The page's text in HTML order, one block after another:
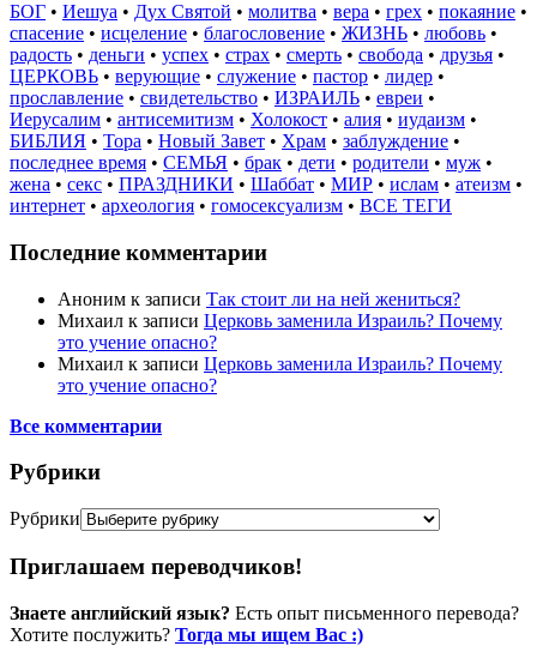
БОГ • Иешуа • Дух Святой • молитва • вера • грех • покаяние •
спасение • исцеление • благословение • ЖИЗНЬ • любовь •
радость • деньги • успех • страх • смерть • свобода • друзья •
ЦЕРКОВЬ • верующие • служение • пастор • лидер •
прославление • свидетельство • ИЗРАИЛЬ • евреи •
Иерусалим • антисемитизм • Холокост • алия • иудаизм •
БИБЛИЯ • Тора • Новый Завет • Храм • заблуждение •
последнее время • СЕМЬЯ • брак • дети • родители • муж •
жена • секс • ПРАЗДНИКИ • Шаббат • МИР • ислам • атеизм •
интернет • археология • гомосексуализм • ВСЕ ТЕГИ
Последние комментарии
Аноним к записи Так стоит ли на ней жениться?
Михаил к записи Церковь заменила Израиль? Почему
это учение опасно?
Михаил к записи Церковь заменила Израиль? Почему
это учение опасно?
Все комментарии
Рубрики
Рубрики
Приглашаем переводчиков!
Знаете английский язык? Есть опыт письменного перевода?
Хотите послужить? Тогда мы ищем Вас :)